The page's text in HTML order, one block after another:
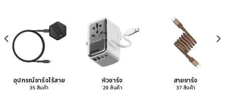
อุปกรณ์ชาร์จไร้สาย
35 สินค้า
หัวชาร์จ
29 สินค้า
สายชาร์จ
37 สินค้า